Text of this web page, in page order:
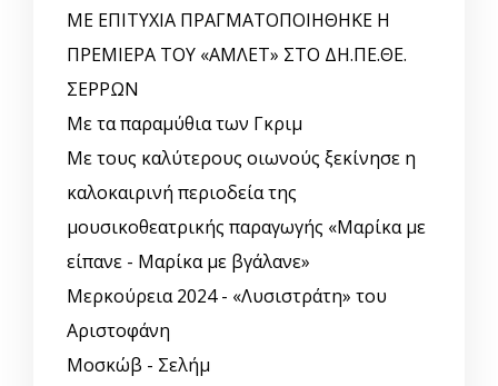
ΜΕ ΕΠΙΤΥΧΙΑ ΠΡΑΓΜΑΤΟΠΟΙΗΘΗΚΕ Η
ΠΡΕΜΙΕΡΑ ΤΟΥ «ΑΜΛΕΤ» ΣΤΟ ΔΗ.ΠΕ.ΘΕ.
ΣΕΡΡΩΝ
Με τα παραμύθια των Γκριμ
Με τους καλύτερους οιωνούς ξεκίνησε η
καλοκαιρινή περιοδεία της
μουσικοθεατρικής παραγωγής «Μαρίκα με
είπανε - Μαρίκα με βγάλανε»
Μερκούρεια 2024 - «Λυσιστράτη» του
Αριστοφάνη
Μοσκώβ - Σελήμ